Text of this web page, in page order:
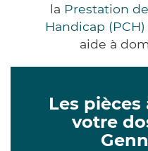
la Prestation
Handicap (PCH)
aide à
Les
votre